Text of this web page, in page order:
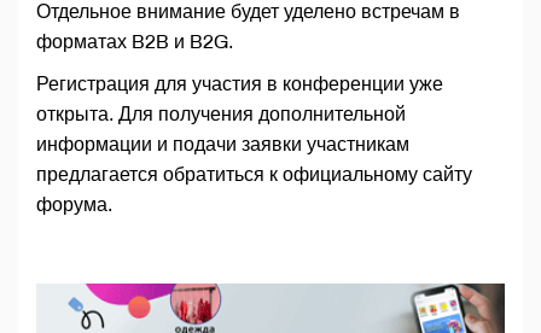
Отдельное внимание будет уделено встречам в
форматах B2B и B2G.
Регистрация для участия в конференции уже
открыта. Для получения дополнительной
информации и подачи заявки участникам
предлагается обратиться к официальному сайту
форума.